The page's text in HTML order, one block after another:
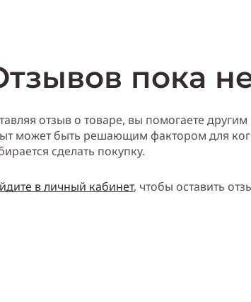
пока
отзыв о товаре, вы помогаете
может быть решающим фактором для
сделать покупку.
в личный кабинет, чтобы оставить